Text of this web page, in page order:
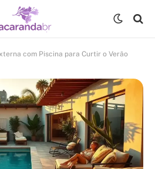
com Piscina para Curtir o Verão